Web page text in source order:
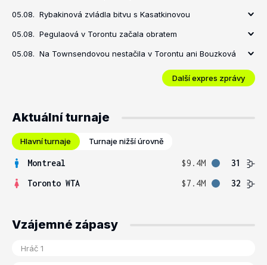
05.08. Rybakinová zvládla bitvu s Kasatkinovou
05.08. Pegulaová v Torontu začala obratem
05.08. Na Townsendovou nestačila v Torontu ani Bouzková
Další expres zprávy
Aktuální turnaje
Hlavní turnaje Turnaje nižší úrovně
Montreal $9.4M
31
Toronto WTA
$7.4M 32
Vzájemné zápasy